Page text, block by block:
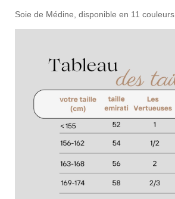
Soie de Médine, disponible en 11 couleurs.